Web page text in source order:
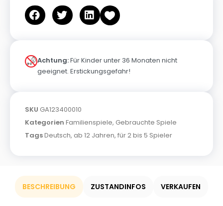
Achtung:Für Kinder unter 36 Monaten nicht
geeignet. Erstickungsgefahr!
SKU GA123400010
Kategorien Familienspiele, Gebrauchte Spiele
TagsDeutsch, ab 12 Jahren, für 2 bis 5 Spieler
BESCHREIBUNG ZUSTANDINFOS VERKAUFEN